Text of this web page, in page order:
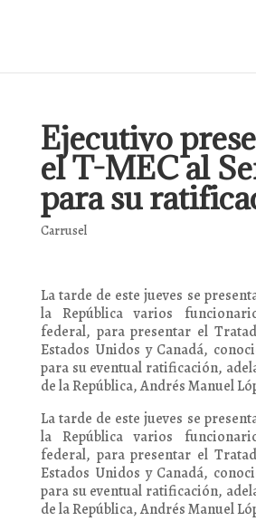
Ejecutivo
el T-MEC al
para su
Carrusel
La tarde de este jueves se
la República varios
federal, para presentar el
Estados Unidos y Canadá,
para su eventual ratificación,
de la República, Andrés Manuel
La tarde de este jueves se
la República varios
federal, para presentar el
Estados Unidos y Canadá,
para su eventual ratificación,
de la República, Andrés Manuel